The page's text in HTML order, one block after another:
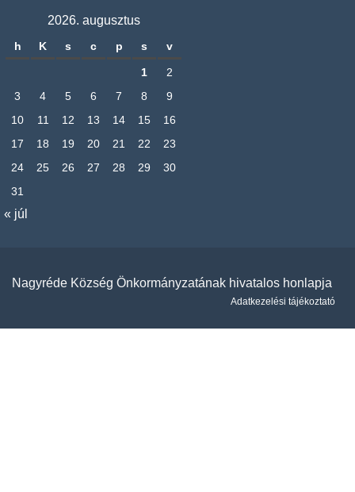
2026. augusztus
h K s c p s v
1
2
3
4 5 6 7 8
9
10
11 12 13 14 15
16
17
18 19 20 21 22
23
24
25 26 27 28 29
30
31
« júl
Nagyréde Község Önkormányzatának hivatalos honlapja
Adatkezelési tájékoztató